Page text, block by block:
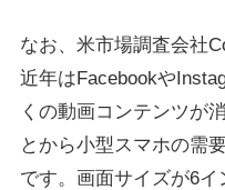
なお、米市場調査会社
近年はFacebookや
くの動画コンテンツが
とから小型スマホの需
です。画面サイズが6